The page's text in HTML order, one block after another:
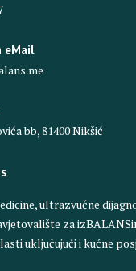
eMail
bb, 81400 Nikšić
ultrazvučne
za
uključujući i kućne